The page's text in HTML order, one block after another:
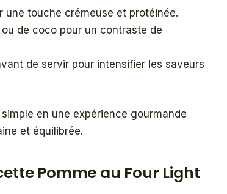
touche crémeuse et protéinée.
de coco pour un contraste de
de servir pour intensifier les saveurs
en une expérience gourmande
et équilibrée.
Pomme au Four Light